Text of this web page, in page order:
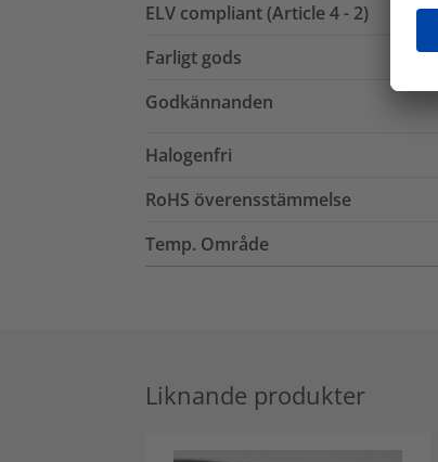
ELV compliant (Article 4 - 2)
Farligt gods
Godkännanden
Halogenfri
RoHS överensstämmelse
Temp. Område
Liknande produkter